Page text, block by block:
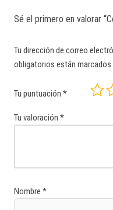
Sé el primero en valorar
Tu dirección de correo
obligatorios están marcados
Tu puntuación *
Tu valoración *
Nombre *